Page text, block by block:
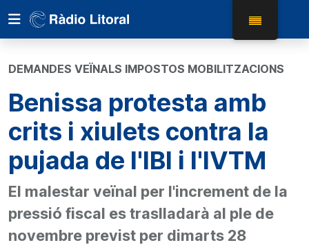
DEMANDES VEÏNALS IMPOSTOS MOBILITZACIONS
Benissa protesta amb
crits i xiulets contra la
pujada de l'IBI i l'IVTM
El malestar veïnal per l'increment de la
pressió fiscal es traslladarà al ple de
novembre previst per dimarts 28